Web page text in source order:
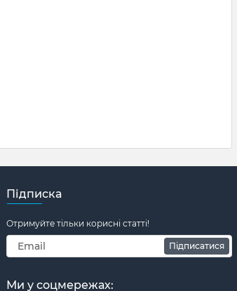
Підписка
Отримуйте тільки корисні статті!
Підписатися
Ми у соцмережах: